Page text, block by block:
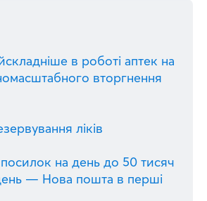
в роботі аптек на
вторгнення
ліків
посилок на день до 50 тисяч
— Нова пошта в перші